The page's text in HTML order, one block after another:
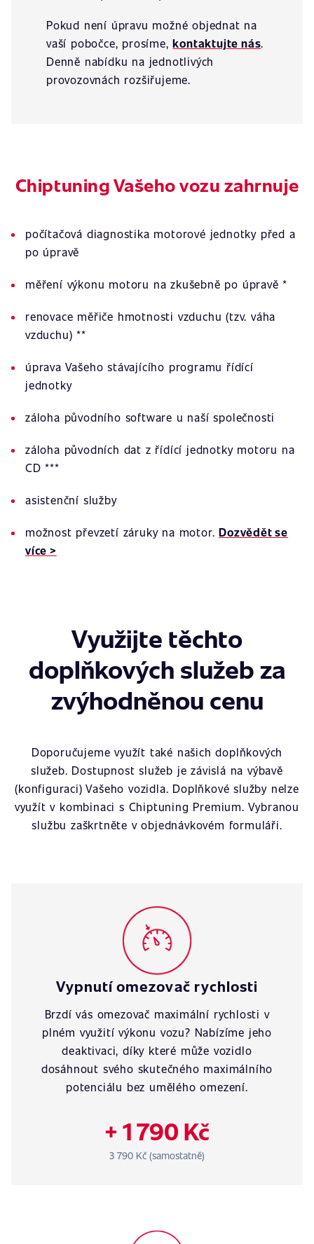
Pokud není úpravu možné objednat na
vaší pobočce, prosíme,kontaktujte nás.
Denně nabídku na jednotlivých
provozovnách rozšiřujeme.
Chiptuning Vašeho vozu zahrnuje
počítačová diagnostika motorové jednotky před a
po úpravě
měření výkonu motoru na zkušebně po úpravě *
renovace měřiče hmotnosti vzduchu (tzv. váha
vzduchu) **
úprava Vašeho stávajícího programu řídící
jednotky
záloha původního software u naší společnosti
záloha původních dat z řídící jednotky motoru na
CD ***
asistenční služby
možnost převzetí záruky na motor.Dozvědět se
více >
Využijte těchto
doplňkových služeb za
zvýhodněnou cenu
Doporučujeme využít také našich doplňkových
služeb. Dostupnost služeb je závislá na výbavě
(konfiguraci) Vašeho vozidla. Doplňkové služby nelze
využít v kombinaci s Chiptuning Premium. Vybranou
službu zaškrtněte v objednávkovém formuláři.
Vypnutí omezovač rychlosti
Brzdí vás omezovač maximální rychlosti v
plném využití výkonu vozu? Nabízíme jeho
deaktivaci, díky které může vozidlo
dosáhnout svého skutečného maximálního
potenciálu bez umělého omezení.
+ 1 790 Kč
3 790 Kč (samostatně)